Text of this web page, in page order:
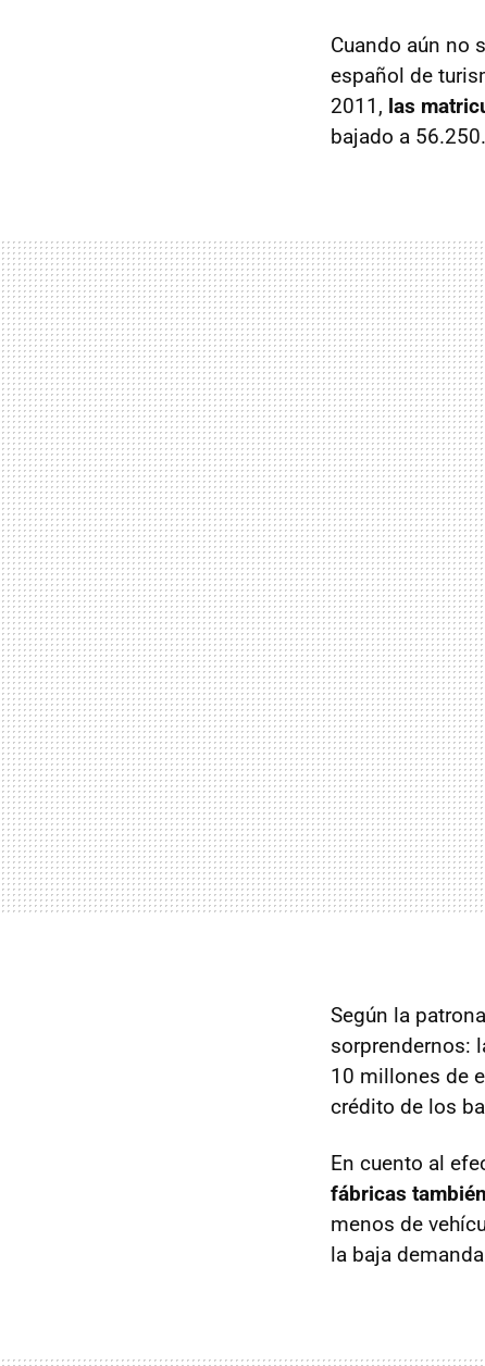
Cuando aún no
español de
2011, las
bajado a
Según la
sorprendernos:
10 millones de
crédito de los
En cuento al
fábricas
menos de
la baja